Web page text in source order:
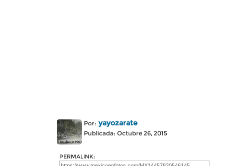
Por: yayozarate
Publicada: Octubre 26, 2015
PERMALINK: